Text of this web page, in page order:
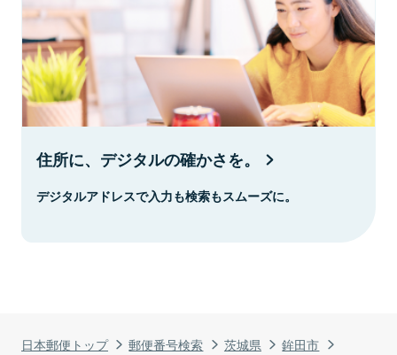
日本郵便トップ 郵便番号検索 茨城県
鉾田市
住所に、デジタルの確かさを。
デジタルアドレスで入力も検索もスムーズに。